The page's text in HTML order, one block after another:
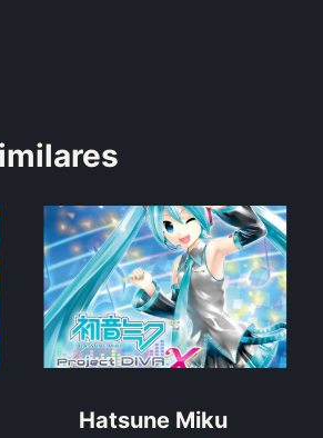
Hatsune Miku